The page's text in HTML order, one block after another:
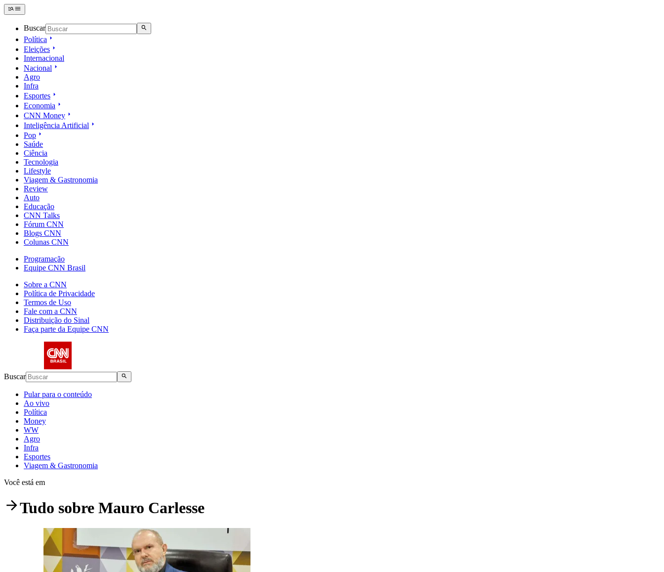
Buscar
Política
Eleições
Internacional
Nacional
Agro
Infra
Esportes
Economia
CNN Money
Inteligência Artificial
Pop
Saúde
Ciência
Tecnologia
Lifestyle
Viagem & Gastronomia
Review
Auto
Educação
CNN Talks
Fórum CNN
Blogs CNN
Colunas CNN
Programação
Equipe CNN Brasil
Sobre a CNN
Política de Privacidade
Termos de Uso
Fale com a CNN
Distribuição do Sinal
Faça parte da Equipe CNN
Buscar
Pular para o conteúdo
Ao vivo
Política
Money
WW
Agro
Infra
Esportes
Viagem & Gastronomia
Você está em
Tudo sobre Mauro Carlesse